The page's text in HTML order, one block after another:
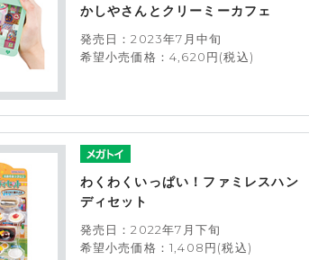
かしやさんとクリーミーカフェ
発売日：2023年7月中旬
希望小売価格：4,620円(税込)
わくわくいっぱい！ファミレスハン
ディセット
発売日：2022年7月下旬
希望小売価格：1,408円(税込)